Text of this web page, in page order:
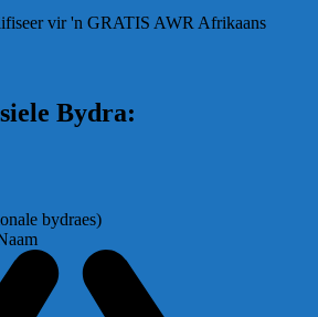
vir 'n GRATIS AWR Afrikaans
Bydra:
bydraes)